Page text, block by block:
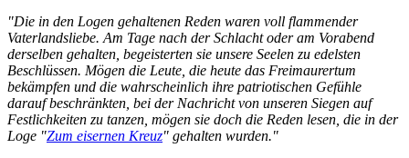
"Die in den Logen gehaltenen Reden waren voll flammender
Vaterlandsliebe. Am Tage nach der Schlacht oder am Vorabend
derselben gehalten, begeisterten sie unsere Seelen zu edelsten
Beschlüssen. Mögen die Leute, die heute das Freimaurertum
bekämpfen und die wahrscheinlich ihre patriotischen Gefühle
darauf beschränkten, bei der Nachricht von unseren Siegen auf
Festlichkeiten zu tanzen, mögen sie doch die Reden lesen, die in der
Loge "Zum eisernen Kreuz" gehalten wurden."